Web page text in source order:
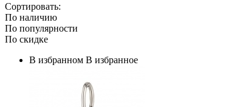
Сортировать:
По наличию
По популярности
По скидке
В избранном В избранное